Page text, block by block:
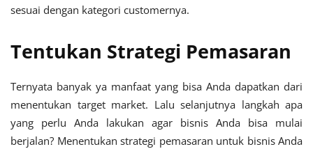
sesuai dengan kategori customernya.
Tentukan Strategi Pemasaran
Ternyata banyak ya manfaat yang bisa Anda dapatkan dari
menentukan target market. Lalu selanjutnya langkah apa
yang perlu Anda lakukan agar bisnis Anda bisa mulai
berjalan? Menentukan strategi pemasaran untuk bisnis Anda